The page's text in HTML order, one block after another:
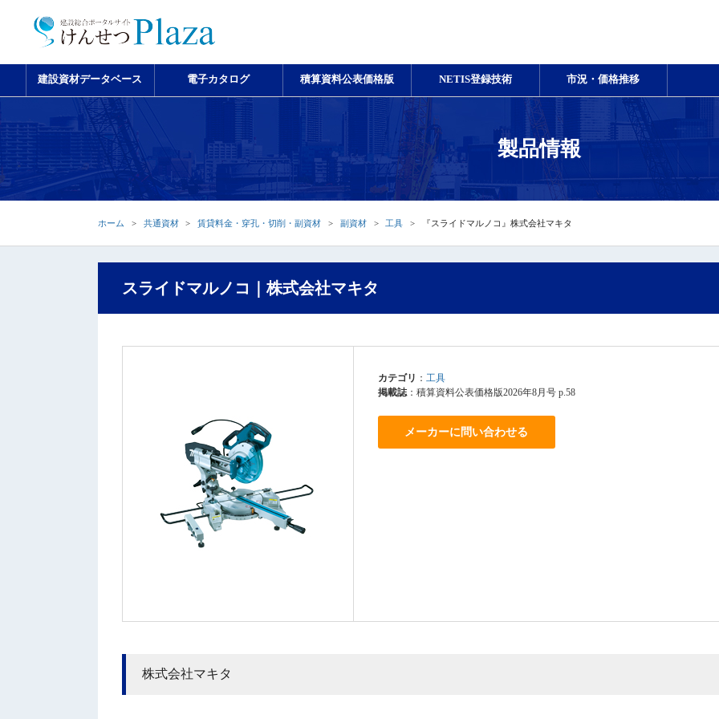
建設資材データベース 電子カタログ 積算資料公表価格版 NETIS登録技術 市況・価格推移
製品情報
ホーム 共通資材 賃貸料金・穿孔・切削・副資材 副資材 工具 『スライドマルノコ』株式会社マキタ
スライドマルノコ｜株式会社マキタ
カテゴリ ： 工具
掲載誌：積算資料公表価格版2026年8月号 p.58
メーカーに問い合わせる
株式会社マキタ